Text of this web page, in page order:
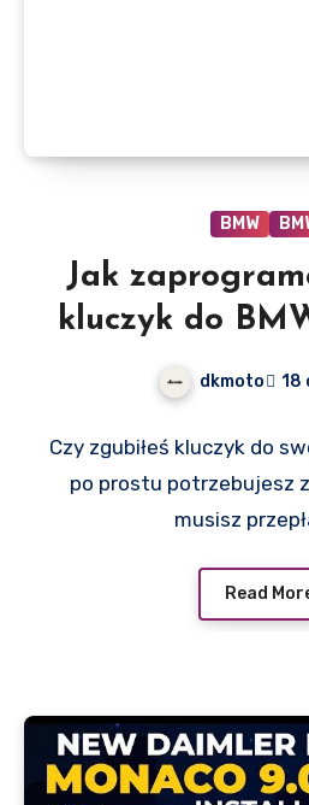
BMW
Jak
kluczyk do
dkmoto 18
Czy zgubiłeś kluczyk do
po prostu potrzebujesz
musisz
Read